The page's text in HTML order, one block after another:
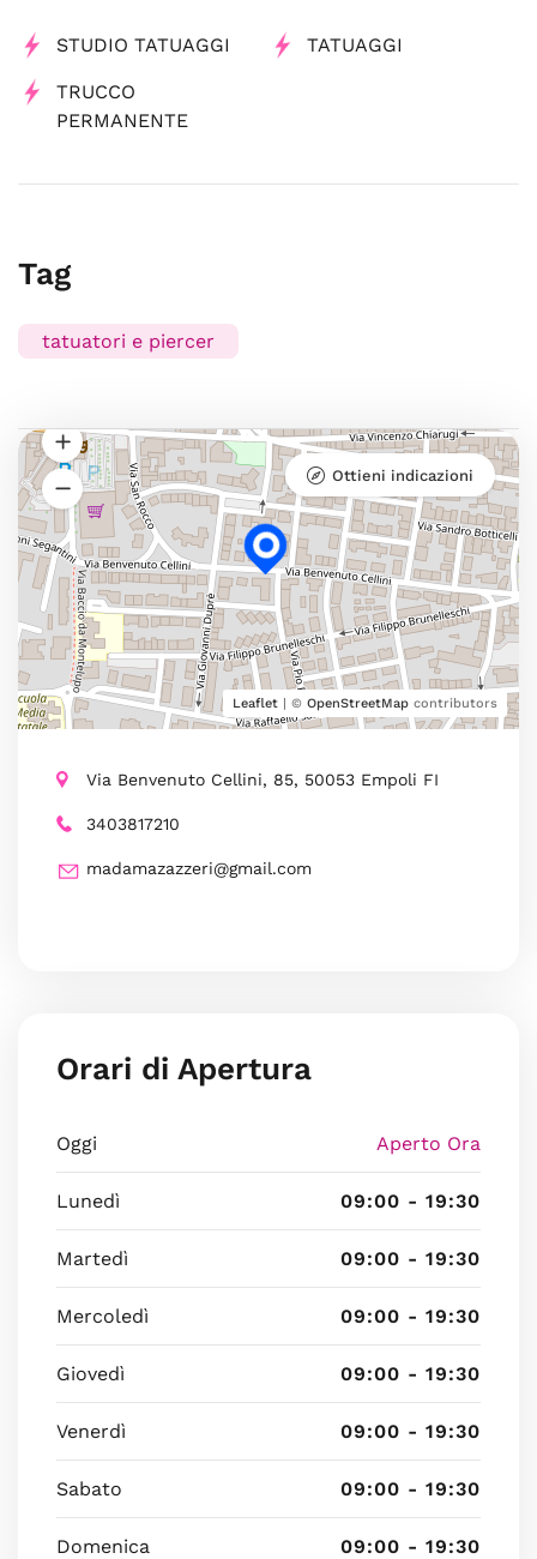
STUDIO TATUAGGI TATUAGGI
TRUCCO
PERMANENTE
Tag
tatuatori e piercer
Leaflet | © OpenStreetMap contributors
Ottieni indicazioni
Via Benvenuto Cellini, 85, 50053 Empoli FI
3403817210
madamazazzeri@gmail.com
Orari di Apertura
Oggi Aperto Ora
Lunedì 09:00 - 19:30
Martedì 09:00 - 19:30
Mercoledì 09:00 - 19:30
Giovedì 09:00 - 19:30
Venerdì 09:00 - 19:30
Sabato 09:00 - 19:30
Domenica 09:00 - 19:30